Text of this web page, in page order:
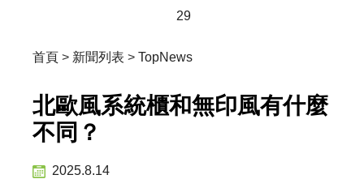
29
首頁 > 新聞列表 > TopNews
北歐風系統櫃和無印風有什麼
不同？
2025.8.14